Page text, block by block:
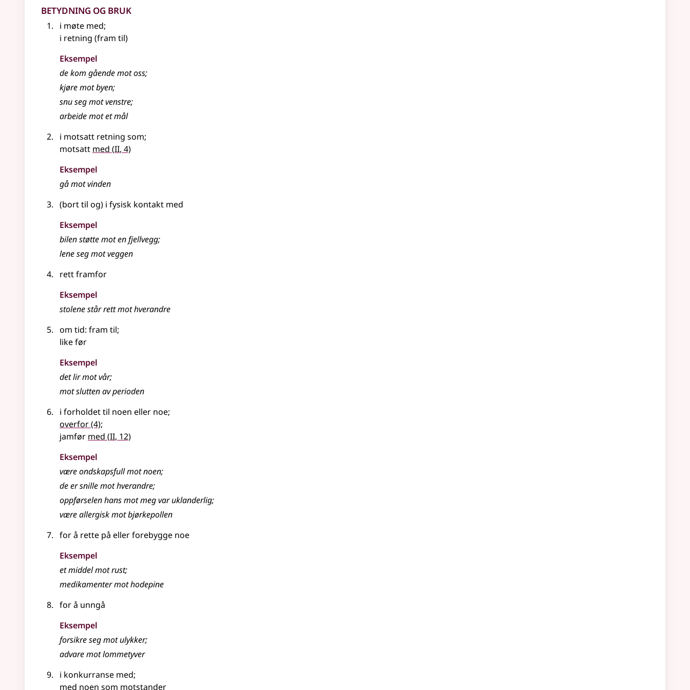
Betydning og bruk
i møte med;
i retning (fram til)
Eksempel
de kom gåendemotoss;
kjøremotbyen;
snu seg mot venstre;
arbeidemotet mål
i motsatt retning som;
motsatt med (2
II, 4)
Eksempel
gåmotvinden
(bort til og) i fysisk kontakt med
Eksempel
bilen støtte mot en fjellvegg;
lene seg mot veggen
rett framfor
Eksempel
stolene står rett mot hverandre
om tid: fram til;
like før
Eksempel
det lirmotvår;
motslutten av perioden
i forholdet til noen eller noe;
overfor(4);
jamfør med (2
II, 12)
Eksempel
være ondskapsfullmotnoen;
de er snille mot hverandre;
oppførselen hansmotmeg var uklanderlig;
være allergisk mot bjørkepollen
for å rette på ellerforebygge noe
Eksempel
et middelmotrust;
medikamenter mot hodepine
for å unngå
Eksempel
forsikre segmotulykker;
advaremotlommetyver
i konkurranse med;
med noen som motstander